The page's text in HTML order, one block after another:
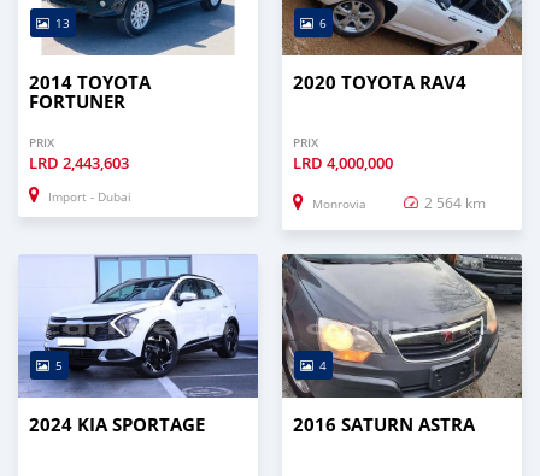
13
2014 TOYOTA
FORTUNER
PRIX
LRD 2,443,603
Import - Dubai
6
2020 TOYOTA RAV4
PRIX
LRD 4,000,000
Monrovia 2 564 km
5
2024 KIA SPORTAGE
4
2016 SATURN ASTRA